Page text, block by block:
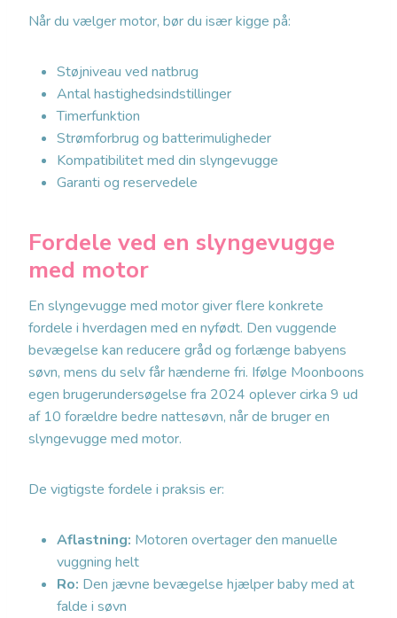
Når du vælger motor, bør du især kigge på:
Støjniveau ved natbrug
Antal hastighedsindstillinger
Timerfunktion
Strømforbrug og batterimuligheder
Kompatibilitet med din slyngevugge
Garanti og reservedele
Fordele ved en slyngevugge
med motor
En slyngevugge med motor giver flere konkrete
fordele i hverdagen med en nyfødt. Den vuggende
bevægelse kan reducere gråd og forlænge babyens
søvn, mens du selv får hænderne fri. Ifølge Moonboons
egen brugerundersøgelse fra 2024 oplever cirka 9 ud
af 10 forældre bedre nattesøvn, når de bruger en
slyngevugge med motor.
De vigtigste fordele i praksis er:
Aflastning: Motoren overtager den manuelle
vuggning helt
Ro: Den jævne bevægelse hjælper baby med at
falde i søvn